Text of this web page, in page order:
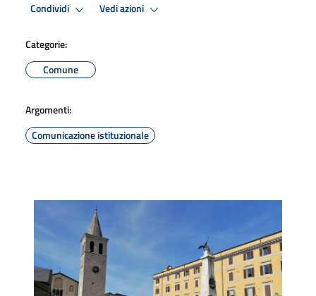
Condividi Vedi azioni
Categorie:
Comune
Argomenti:
Comunicazione istituzionale